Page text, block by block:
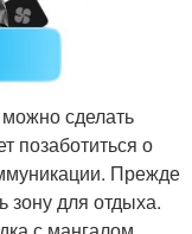
сделать
позаботиться о
Прежде
зону для отдыха.